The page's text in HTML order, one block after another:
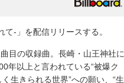
-」を配信リリースする。
目の収録曲。長崎・山王神社に
年以上と言われている“被爆ク
生きられる世界”への願い、“生